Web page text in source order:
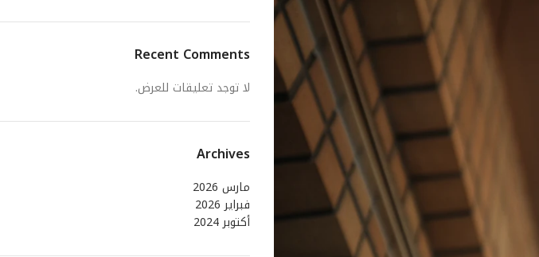
Recent Comments
لا توجد تعليقات للعرض.
Archives
مارس 2026
فبراير 2026
أكتوبر 2024